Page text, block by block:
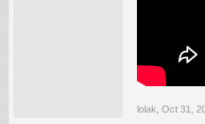
lolak Oct 31,